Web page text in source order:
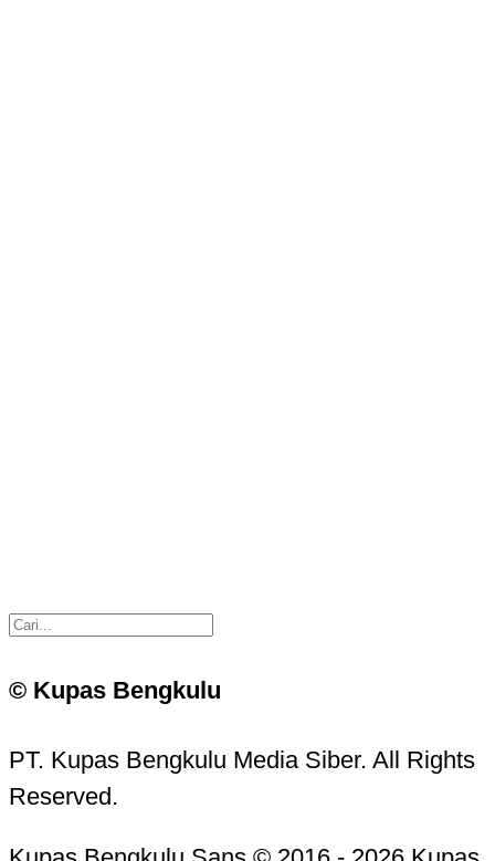
© Kupas Bengkulu
PT. Kupas Bengkulu Media Siber. All Rights
Reserved.